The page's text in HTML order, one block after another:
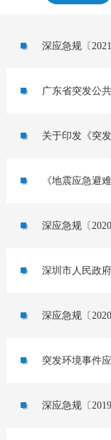
深应急规〔
广东省突发公
关于印发《突
深应急规〔
深应急规〔
突发环境事件
深应急规〔